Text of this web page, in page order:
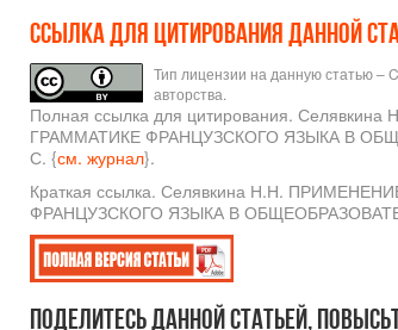
Ссылка для цитирования данной
Тип лицензии на данную статью –
авторства.
Полная ссылка для цитирования.
ГРАММАТИКЕ ФРАНЦУЗСКОГО ЯЗЫКА В
С. {см. журнал}.
Краткая ссылка. Селявкина Н.Н.
ФРАНЦУЗСКОГО ЯЗЫКА В
Поделитесь данной статьей,